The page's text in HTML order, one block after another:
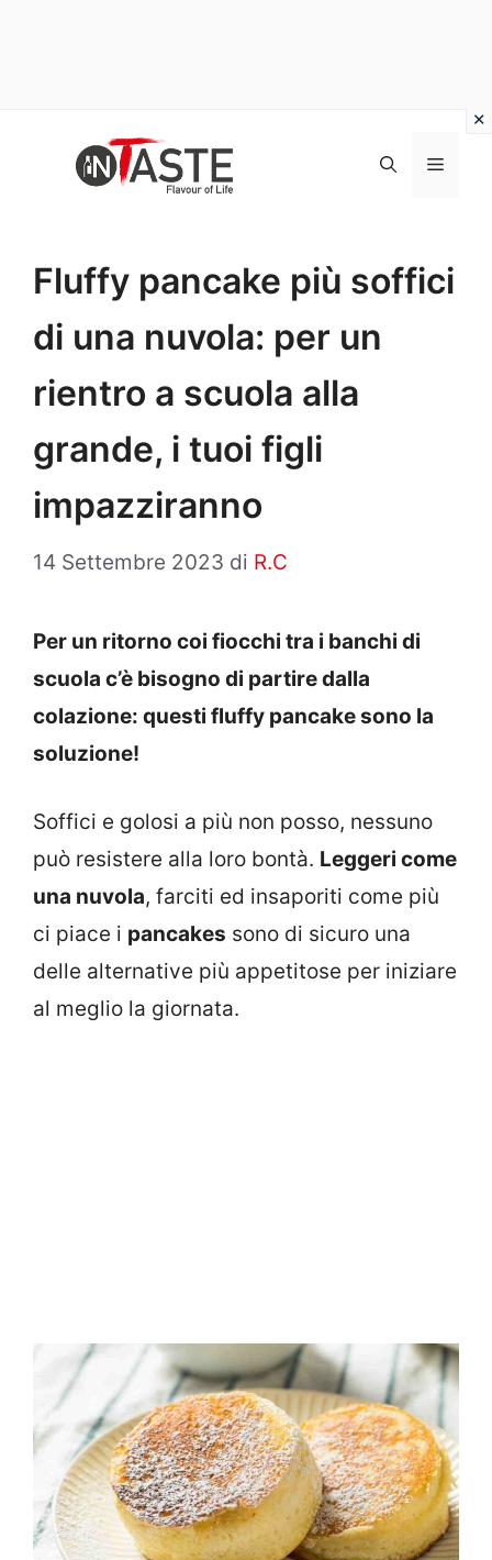
Menu
Fluffy pancake più soffici
di una nuvola: per un
rientro a scuola alla
grande, i tuoi figli
impazziranno
14 Settembre 2023 di R.C
Per un ritorno coi fiocchi tra i banchi di
scuola c’è bisogno di partire dalla
colazione: questi fluffy pancake sono la
soluzione!
Soffici e golosi a più non posso, nessuno
può resistere alla loro bontà. Leggeri come
una nuvola, farciti ed insaporiti come più
ci piace i pancakes sono di sicuro una
delle alternative più appetitose per iniziare
al meglio la giornata.